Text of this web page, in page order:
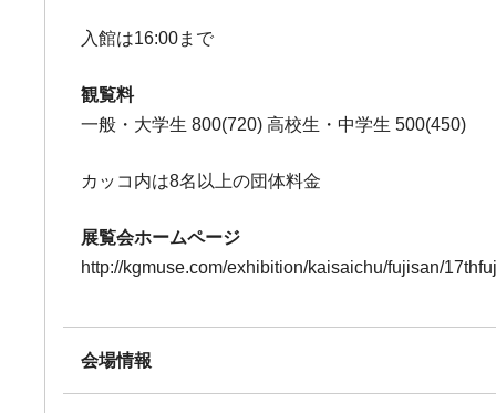
入館は16:00まで
観覧料
一般・大学生 800(720) 高校生・中学生 500(450)
カッコ内は8名以上の団体料金
展覧会ホームページ
http://kgmuse.com/exhibition/kaisaichu/fujisan/
会場情報